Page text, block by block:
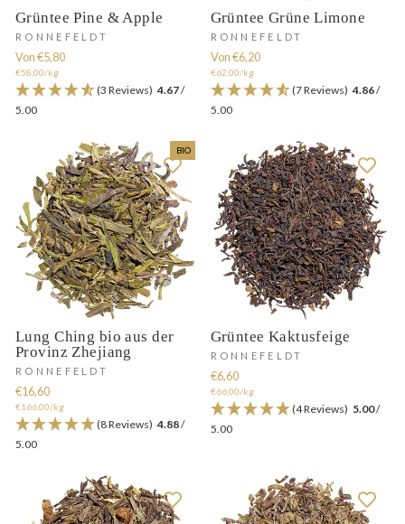
Grüntee Pine & Apple
RONNEFELDT
Von €5,80
€58,00/kg
(3 Reviews) 4.67/
5.00
Grüntee Grüne Limone
RONNEFELDT
Von €6,20
€62,00/kg
(7 Reviews) 4.86/
5.00
BIO
Lung Ching bio aus der
Provinz Zhejiang
RONNEFELDT
€16,60
€166,00/kg
(8 Reviews) 4.88/
5.00
Grüntee Kaktusfeige
RONNEFELDT
€6,60
€66,00/kg
(4 Reviews) 5.00/
5.00